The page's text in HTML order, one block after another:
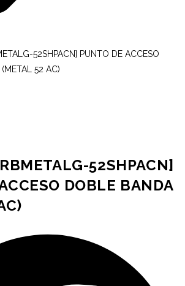
52SHPACN] PUNTO DE ACCESO
52 AC)
52SHPACN]
DOBLE BANDA